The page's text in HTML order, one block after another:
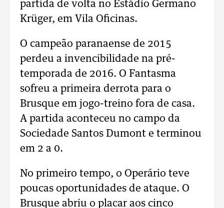
partida de volta no Estádio Germano
Krüger, em Vila Oficinas.
O campeão paranaense de 2015
perdeu a invencibilidade na pré-
temporada de 2016. O Fantasma
sofreu a primeira derrota para o
Brusque em jogo-treino fora de casa.
A partida aconteceu no campo da
Sociedade Santos Dumont e terminou
em 2 a 0.
No primeiro tempo, o Operário teve
poucas oportunidades de ataque. O
Brusque abriu o placar aos cinco